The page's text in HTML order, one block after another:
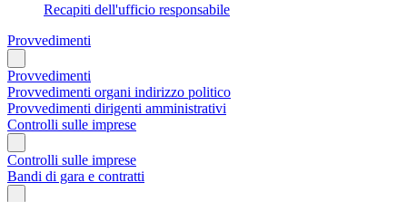
Recapiti dell'ufficio responsabile
Provvedimenti
Provvedimenti
Provvedimenti organi indirizzo politico
Provvedimenti dirigenti amministrativi
Controlli sulle imprese
Controlli sulle imprese
Bandi di gara e contratti